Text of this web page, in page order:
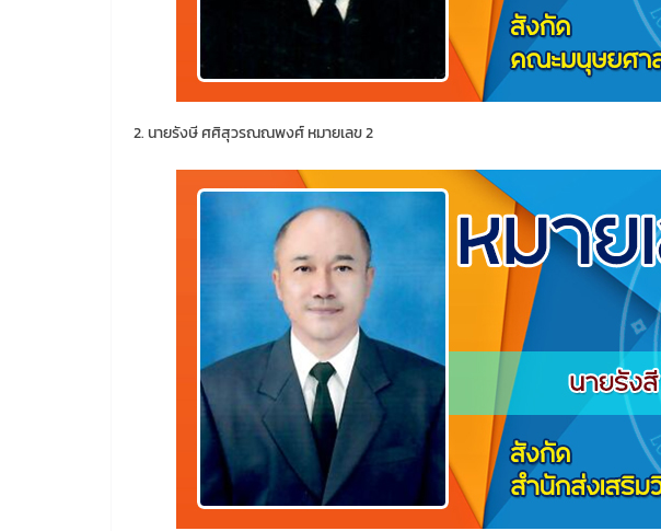
2. นายรังษี ศศิสุวรณณพงศ์ หมายเลข 2